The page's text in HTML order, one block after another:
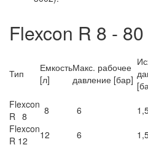
Flexcon R 8 -
Тип
Емкость
[л]
Макс. рабочее
давление [бар]
Flexcon
R 8
8 6
Flexcon
R 12
12 6